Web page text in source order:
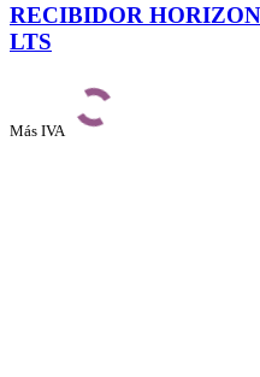
RECIBIDOR
LTS
Más IVA